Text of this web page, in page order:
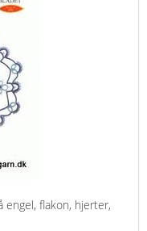
engel, flakon, hjerter,